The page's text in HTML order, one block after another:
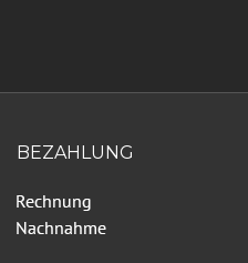
BEZAHLUNG